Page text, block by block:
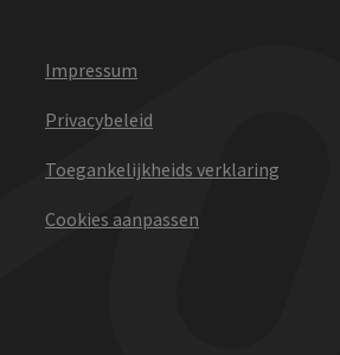
Impressum
Privacybeleid
Toegankelijkheids verklaring
Cookies aanpassen